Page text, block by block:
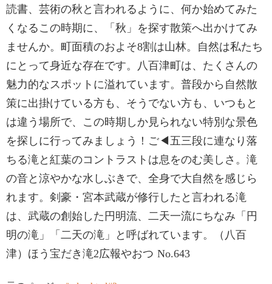
読書、芸術の秋と言われるように、何か始めてみた
くなるこの時期に、「秋」を探す散策へ出かけてみ
ませんか。町面積のおよそ8割は山林。自然は私たち
にとって身近な存在です。八百津町は、たくさんの
魅力的なスポットに溢れています。普段から自然散
策に出掛けている方も、そうでない方も、いつもと
は違う場所で、この時期しか見られない特別な景色
を探しに行ってみましょう！ご◀五三段に連なり落
ちる滝と紅葉のコントラストは息をのむ美しさ。滝
の音と涼やかな水しぶきで、全身で大自然を感じら
れます。剣豪・宮本武蔵が修行したと言われる滝
は、武蔵の創始した円明流、二天一流にちなみ「円
明の滝」「二天の滝」と呼ばれています。（八百
津）ほう宝だき滝2広報やおつ No.643